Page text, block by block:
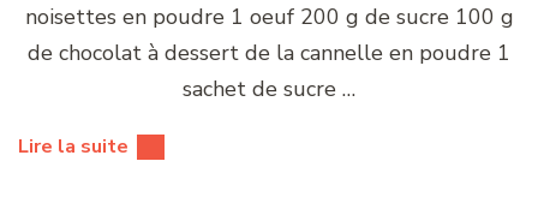
noisettes en poudre 1 oeuf 200 g de sucre 100 g
de chocolat à dessert de la cannelle en poudre 1
sachet de sucre …
Lire la suite